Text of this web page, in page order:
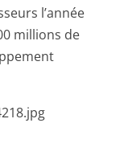
l’année
millions de